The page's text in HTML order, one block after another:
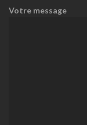
Votre message